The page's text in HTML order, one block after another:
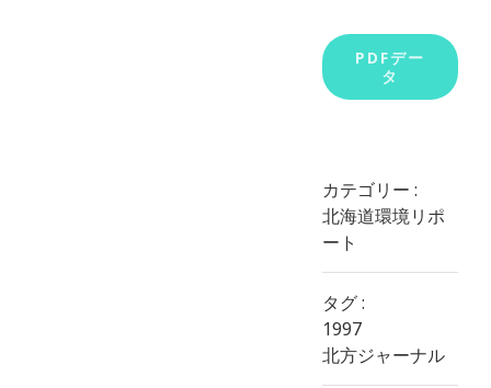
PDFデー
タ
カテゴリー :
北海道環境リポ
ート
タグ :
1997
北方ジャーナル